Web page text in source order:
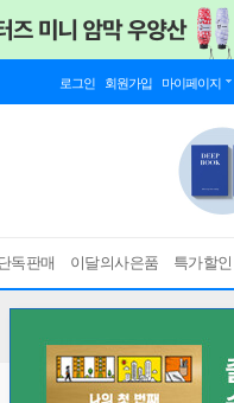
로그인 회원가입 마이페이지
독판매 이달의사은품 특가할인